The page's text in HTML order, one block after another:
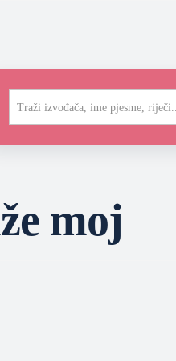
Traži izvođača, ime pjesme, riječi...
moj